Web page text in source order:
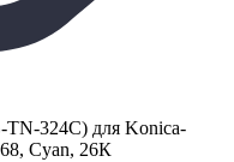
324C) для Konica-
Cyan, 26К